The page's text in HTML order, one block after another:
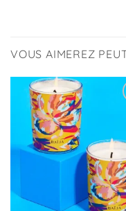
VOUS AIMEREZ